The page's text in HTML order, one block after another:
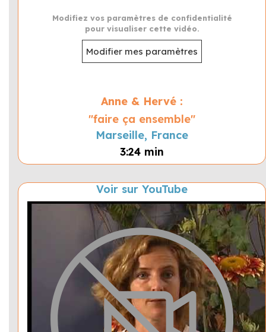
Modifiez vos paramètres de confidentialité
pour visualiser cette vidéo.
Modifier mes paramètres
Anne & Hervé :
"faire ça ensemble"
Marseille, France
3:24 min
Voir sur YouTube